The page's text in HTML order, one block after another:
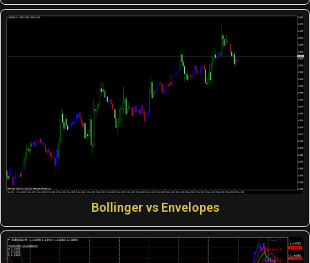
Bollinger vs Envelopes